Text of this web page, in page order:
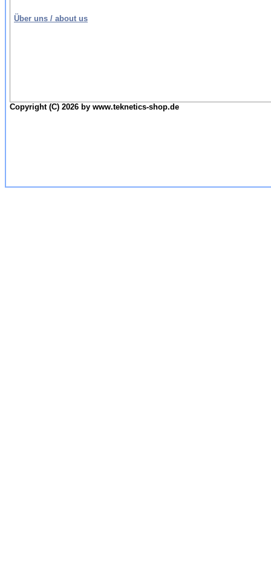
Über uns / about us
Copyright (C) 2026 by www.teknetics-shop.de